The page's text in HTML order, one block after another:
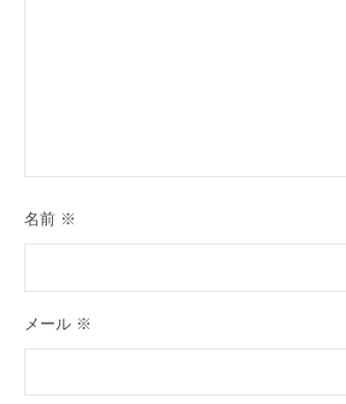
名前 ※
メール ※